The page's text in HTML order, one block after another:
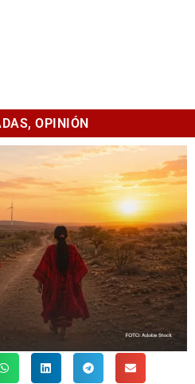
,OPINIÓN